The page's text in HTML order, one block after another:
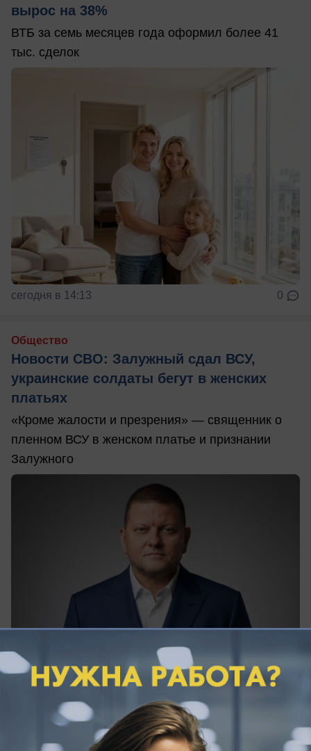
вырос на 38%
ВТБ за семь месяцев года оформил более 41
тыс. сделок
сегодня в 14:13 0
Общество
Новости СВО: Залужный сдал ВСУ,
украинские солдаты бегут в женских
платьях
«Кроме жалости и презрения» — священник о
пленном ВСУ в женском платье и признании
Залужного
сегодня в 11:15
Происшествия